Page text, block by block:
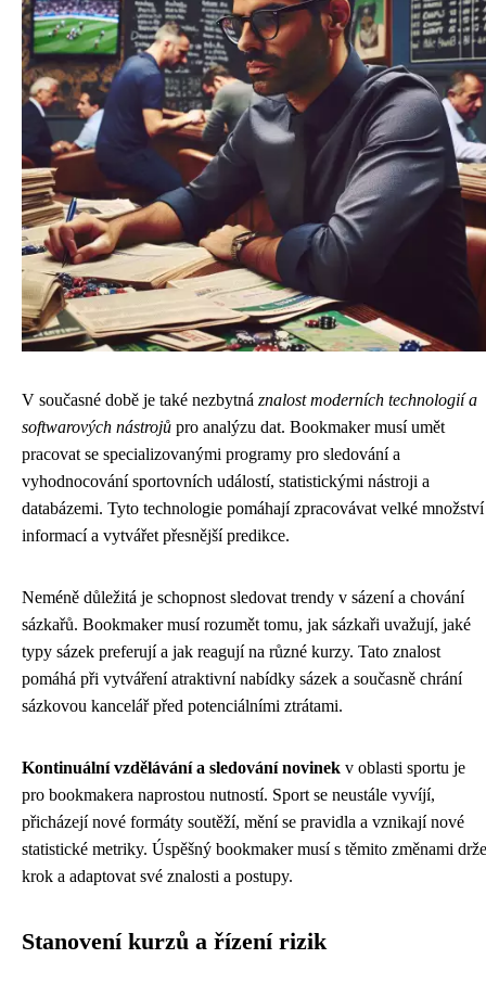
V současné době je také nezbytná znalost moderních technologií a
softwarových nástrojů pro analýzu dat. Bookmaker musí umět
pracovat se specializovanými programy pro sledování a
vyhodnocování sportovních událostí, statistickými nástroji a
databázemi. Tyto technologie pomáhají zpracovávat velké množství
informací a vytvářet přesnější predikce.
Neméně důležitá je schopnost sledovat trendy v sázení a chování
sázkařů. Bookmaker musí rozumět tomu, jak sázkaři uvažují, jaké
typy sázek preferují a jak reagují na různé kurzy. Tato znalost
pomáhá při vytváření atraktivní nabídky sázek a současně chrání
sázkovou kancelář před potenciálními ztrátami.
Kontinuální vzdělávání a sledování novinek v oblasti sportu je
pro bookmakera naprostou nutností. Sport se neustále vyvíjí,
přicházejí nové formáty soutěží, mění se pravidla a vznikají nové
statistické metriky. Úspěšný bookmaker musí s těmito změnami
krok a adaptovat své znalosti a postupy.
Stanovení kurzů a řízení rizik